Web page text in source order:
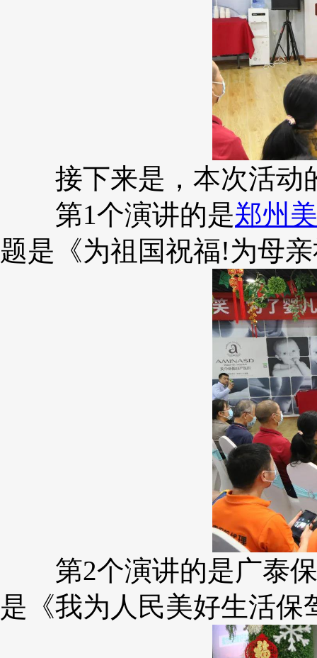
接下来是，本次活动
第1个演讲的是郑州
题是《为祖国祝福!为母
第2个演讲的是广泰保
是《我为人民美好生活保